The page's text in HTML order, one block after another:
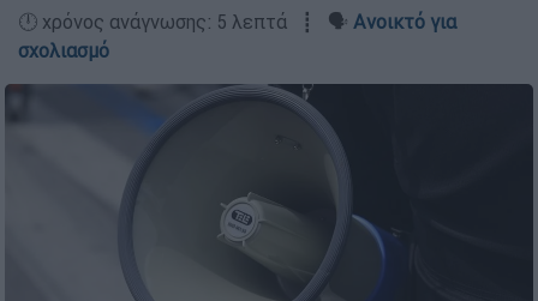
🕛 χρόνος ανάγνωσης: 5 λεπτά ┋ 🗣️ Ανοικτό για
σχολιασμό